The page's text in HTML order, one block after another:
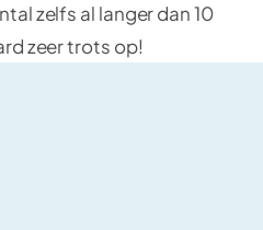
zelfs al langer dan 10
zeer trots op!